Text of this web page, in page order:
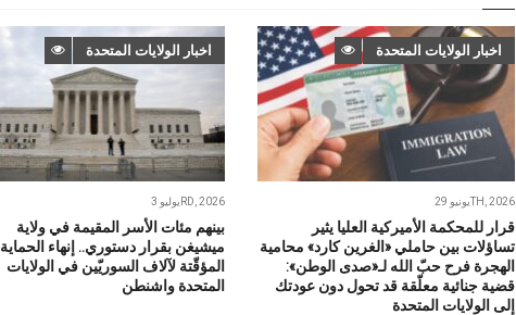
اخبار الولايات المتحدة
يوليو 3RD, 2026
بينهم مئات الأسر المقيمة في ولاية
ميشيغن بقرار دستوري.. إنهاء الحماية
المؤقّتة لآلاف السوريّين في الولايات
المتحدة واشنطن
اخبار الولايات المتحدة
يونيو 29TH, 2026
قرار للمحكمة الأميركية العليا يثير
تساؤلات بين حاملي «الغرين كارد» محامية
الهجرة فرح حبّ الله لـ«صدى الوطن»:
قضية جنائية معلّقة قد تحول دون عودتك
إلى الولايات المتحدة